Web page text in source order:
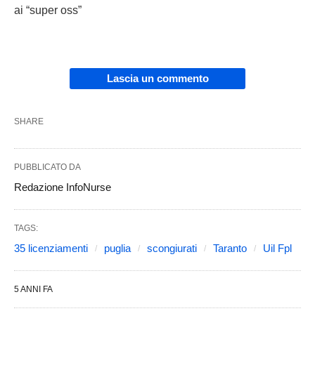
ai “super oss”
Lascia un commento
SHARE
PUBBLICATO DA
Redazione InfoNurse
TAGS:
35 licenziamenti puglia scongiurati Taranto Uil Fpl
5 ANNI FA